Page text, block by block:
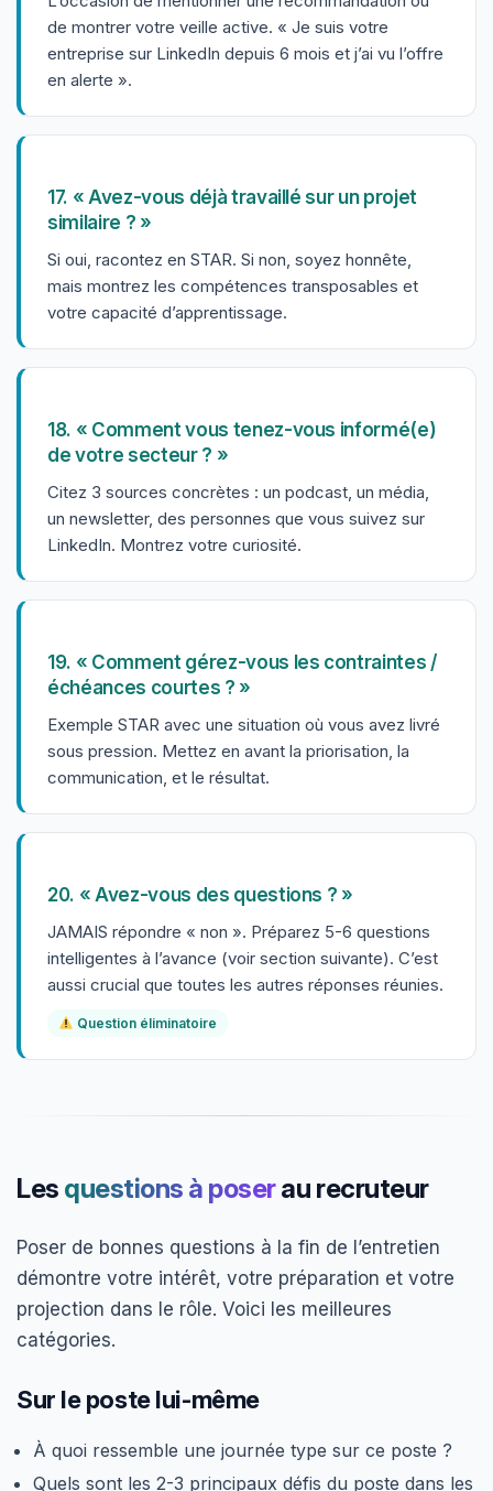
de montrer votre veille active. « Je suis votre
entreprise sur LinkedIn depuis 6 mois et j’ai vu l’offre
en alerte ».
17. « Avez-vous déjà travaillé sur un projet
similaire ? »
Si oui, racontez en STAR. Si non, soyez honnête,
mais montrez les compétences transposables et
votre capacité d’apprentissage.
18. « Comment vous tenez-vous informé(e)
de votre secteur ? »
Citez 3 sources concrètes : un podcast, un média,
un newsletter, des personnes que vous suivez sur
LinkedIn. Montrez votre curiosité.
19. « Comment gérez-vous les contraintes /
échéances courtes ? »
Exemple STAR avec une situation où vous avez livré
sous pression. Mettez en avant la priorisation, la
communication, et le résultat.
20. « Avez-vous des questions ? »
JAMAIS répondre « non ». Préparez 5-6 questions
intelligentes à l’avance (voir section suivante). C’est
aussi crucial que toutes les autres réponses réunies.
Question éliminatoire
Les questions à poserau recruteur
Poser de bonnes questions à la fin de l’entretien
démontre votre intérêt, votre préparation et votre
projection dans le rôle. Voici les meilleures
catégories.
Sur le poste lui-même
À quoi ressemble une journée type sur ce poste ?
Quels sont les 2-3 principaux défis du poste dans les